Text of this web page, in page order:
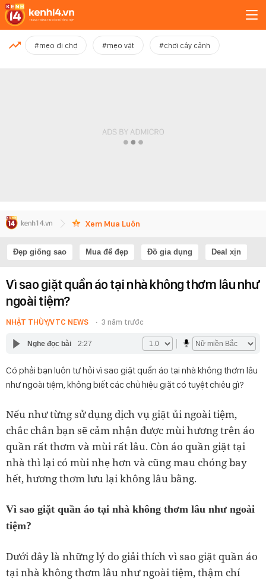
MỚI NHẤT
#mẹo đi chợ #mẹo vặt #chơi cây cảnh
Xem Mua Luôn
Đẹp giống sao Mua để đẹp Đồ gia dụng Deal xịn
Vì sao giặt quần áo tại nhà không thơm lâu như
ngoài tiệm?
NHẬT THÙY/VTC NEWS 3 năm trước
Nghe đọc bài 2:27
Có phải bạn luôn tự hỏi vì sao giặt quần áo tại nhà không thơm lâu
như ngoài tiệm, không biết các chủ hiệu giặt có tuyệt chiêu gì?
Nếu như từng sử dụng dịch vụ giặt ủi ngoài tiệm,
chắc chắn bạn sẽ cảm nhận được mùi hương trên áo
quần rất thơm và mùi rất lâu. Còn áo quần giặt tại
nhà thì lại có mùi nhẹ hơn và cũng mau chóng bay
hết, hương thơm lưu lại không lâu bằng.
Vì sao giặt quần áo tại nhà không thơm lâu như ngoài
tiệm?
Dưới đây là những lý do giải thích vì sao giặt quần áo
tại nhà không thơm lâu như ngoài tiệm, thậm chí